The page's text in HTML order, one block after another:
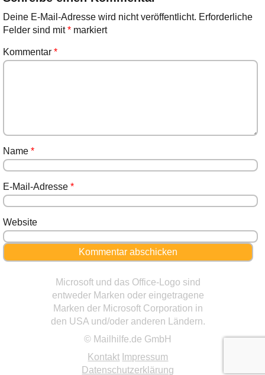
Deine E-Mail-Adresse wird nicht veröffentlicht. Erforderliche
Felder sind mit*markiert
Kommentar *
Name *
E-Mail-Adresse *
Website
Microsoft und das Office-Logo sind
entweder Marken oder eingetragene
Marken der Microsoft Corporation in
den USA und/oder anderen Ländern.
© Mailhilfe.de GmbH
Kontakt Impressum
Datenschutzerklärung